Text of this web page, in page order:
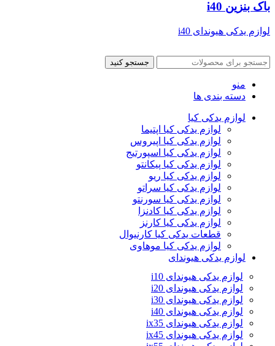
باک بنزین i40
لوازم یدکی هیوندای i40
جستجو کنید
منو
دسته بندی ها
لوازم یدکی کیا
لوازم یدکی کیا اپتیما
لوازم یدکی کیا اپیروس
لوازم یدکی کیا اسپورتیج
لوازم یدکی کیا پیکانتو
لوازم یدکی کیا ریو
لوازم یدکی کیا سراتو
لوازم یدکی کیا سورنتو
لوازم یدکی کیا کادنزا
لوازم یدکی کیا کارنز
قطعات یدکی کیا کارنیوال
لوازم یدکی کیا موهاوی
لوازم یدکی هیوندای
لوازم یدکی هیوندای i10
لوازم یدکی هیوندای i20
لوازم یدکی هیوندای i30
لوازم یدکی هیوندای i40
لوازم یدکی هیوندای ix35
لوازم یدکی هیوندای ix45